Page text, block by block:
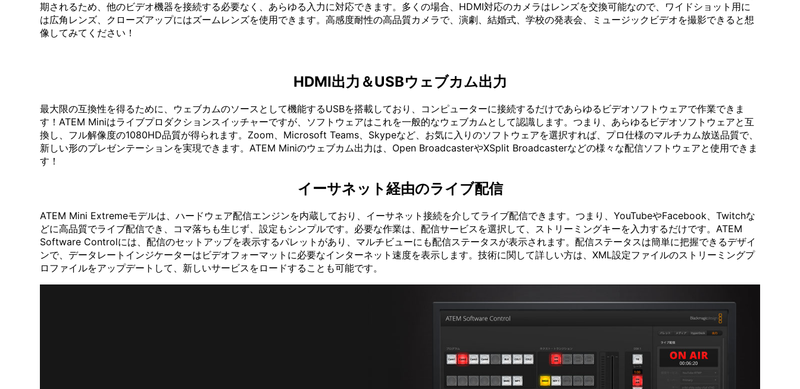
期されるため、他のビデオ機器を接続する必要なく、あらゆる入力に対応できます。多くの場合、HDMI対応のカメラはレンズを交換可能なので、ワイドショット用に
は広角レンズ、クローズアップにはズームレンズを使用できます。高感度耐性の高品質カメラで、演劇、結婚式、学校の発表会、ミュージックビデオを撮影できると想
像してみてください！
HDMI出力＆USBウェブカム出力
最大限の互換性を得るために、ウェブカムのソースとして機能するUSBを搭載しており、コンピューターに接続するだけであらゆるビデオソフトウェアで作業できま
す！ATEM Miniはライブプロダクションスイッチャーですが、ソフトウェアはこれを一般的なウェブカムとして認識します。つまり、あらゆるビデオソフトウェアと互
換し、フル解像度の1080HD品質が得られます。Zoom、Microsoft Teams、Skypeなど、お気に入りのソフトウェアを選択すれば、プロ仕様のマルチカム放送品質で、
新しい形のプレゼンテーションを実現できます。ATEM Miniのウェブカム出力は、Open BroadcasterやXSplit Broadcasterなどの様々な配信ソフトウェアと使用できま
す！
イーサネット経由のライブ配信
ATEM Mini Extremeモデルは、ハードウェア配信エンジンを内蔵しており、イーサネット接続を介してライブ配信できます。つまり、YouTubeやFacebook、Twitchな
どに高品質でライブ配信でき、コマ落ちも生じず、設定もシンプルです。必要な作業は、配信サービスを選択して、ストリーミングキーを入力するだけです。ATEM
Software Controlには、配信のセットアップを表示するパレットがあり、マルチビューにも配信ステータスが表示されます。配信ステータスは簡単に把握できるデザイ
ンで、データレートインジケーターはビデオフォーマットに必要なインターネット速度を表示します。技術に関して詳しい方は、XML設定ファイルのストリーミングプ
ロファイルをアップデートして、新しいサービスをロードすることも可能です。